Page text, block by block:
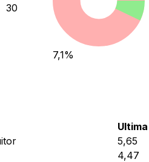
30
7,1%
5,65
4,47